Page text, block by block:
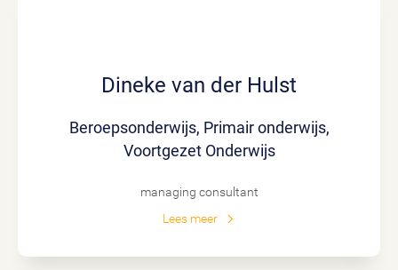
Dineke van der Hulst
Beroepsonderwijs, Primair onderwijs,
Voortgezet Onderwijs
managing consultant
Lees meer